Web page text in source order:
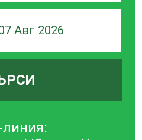
Авг 2026